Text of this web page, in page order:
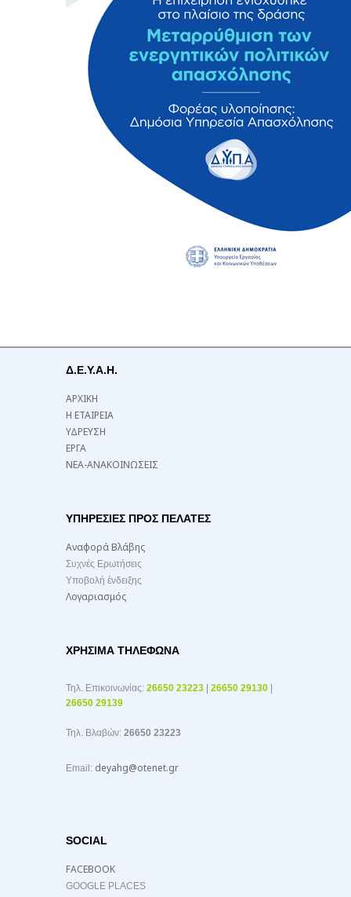
Δ.Ε.Υ.Α.Η.
ΑΡΧΙΚΗ
Η ΕΤΑΙΡΕΙΑ
ΥΔΡΕΥΣΗ
ΕΡΓΑ
ΝΕΑ-ΑΝΑΚΟΙΝΩΣΕΙΣ
ΥΠΗΡΕΣΙΕΣ ΠΡΟΣ ΠΕΛΑΤΕΣ
Αναφορά Βλάβης
Συχνές Ερωτήσεις
Υποβολή ένδειξης
Λογαριασμός
ΧΡΉΣΙΜΑ ΤΗΛΈΦΩΝΑ
Τηλ. Επικοινωνίας: 26650 23223 26650 29130
26650 29139
Τηλ. Βλαβών: 26650 23223
Email: deyahg@otenet.gr
SOCIAL
FACEBOOK
GOOGLE PLACES